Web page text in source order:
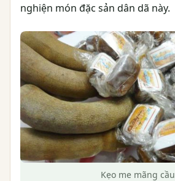
nghiện món đặc sản dân dã này.
Kẹo me mãng cầu